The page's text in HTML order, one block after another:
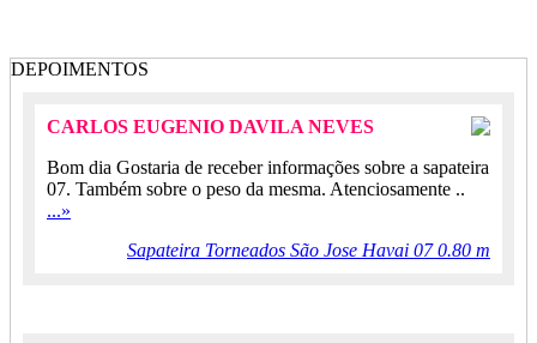
DEPOIMENTOS
CARLOS EUGENIO DAVILA NEVES
Bom dia Gostaria de receber informações sobre a sapateira
07. Também sobre o peso da mesma. Atenciosamente ..
...»
Sapateira Torneados São Jose Havai 07 0.80 m